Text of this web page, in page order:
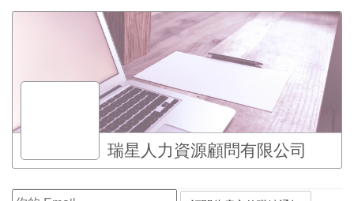
瑞星人力資源顧問有限公司